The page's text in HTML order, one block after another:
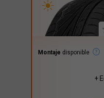
Montaje disponible
+